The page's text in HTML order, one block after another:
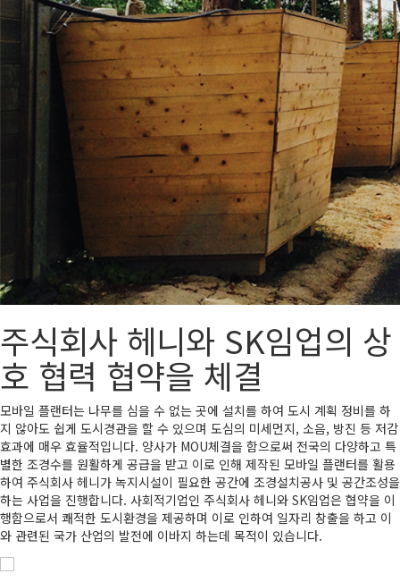
주식회사 헤니와 SK임업의 상
호 협력 협약을 체결
모바일 플랜터는 나무를 심을 수 없는 곳에 설치를 하여 도시 계획 정비를 하
지 않아도 쉽게 도시경관을 할 수 있으며 도심의 미세먼지, 소음, 방진 등 저감
효과에 매우 효율적입니다. 양사가 MOU체결을 함으로써 전국의 다양하고 특
별한 조경수를 원활하게 공급을 받고 이로 인해 제작된 모바일 플랜터를 활용
하여 주식회사 헤니가 녹지시설이 필요한 공간에 조경설치공사 및 공간조성을
하는 사업을 진행합니다. 사회적기업인 주식회사 헤니와 SK임업은 협약을 이
행함으로서 쾌적한 도시환경을 제공하며 이로 인하여 일자리 창출을 하고 이
와 관련된 국가 산업의 발전에 이바지 하는데 목적이 있습니다.